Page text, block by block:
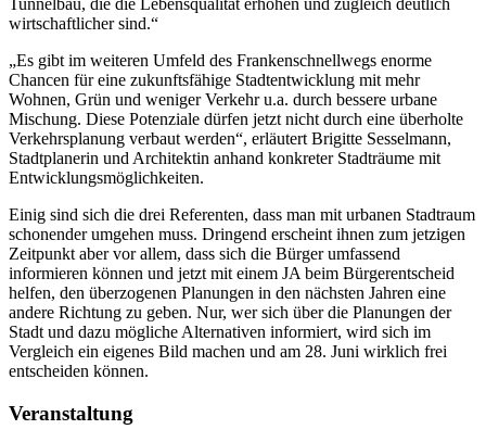
wirtschaftlicher sind.“
„Es gibt im weiteren Umfeld des Frankenschnellwegs enorme
Chancen für eine zukunftsfähige Stadtentwicklung mit mehr
Wohnen, Grün und weniger Verkehr u.a. durch bessere urbane
Mischung. Diese Potenziale dürfen jetzt nicht durch eine überholte
Verkehrsplanung verbaut werden“, erläutert Brigitte Sesselmann,
Stadtplanerin und Architektin anhand konkreter Stadträume mit
Entwicklungsmöglichkeiten.
Einig sind sich die drei Referenten, dass man mit urbanen Stadtraum
schonender umgehen muss. Dringend erscheint ihnen zum jetzigen
Zeitpunkt aber vor allem, dass sich die Bürger umfassend
informieren können und jetzt mit einem JA beim Bürgerentscheid
helfen, den überzogenen Planungen in den nächsten Jahren eine
andere Richtung zu geben. Nur, wer sich über die Planungen der
Stadt und dazu mögliche Alternativen informiert, wird sich im
Vergleich ein eigenes Bild machen und am 28. Juni wirklich frei
entscheiden können.
Veranstaltung